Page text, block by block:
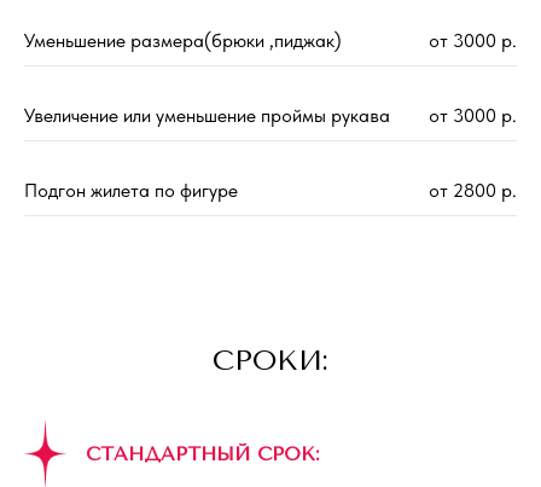
Уменьшение размера(брюки ,пиджак) от 3000 р.
Увеличение или уменьшение проймы рукава от 3000 р.
Подгон жилета по фигуре от 2800 р.
СРОКИ:
СТАНДАРТНЫЙ СРОК: